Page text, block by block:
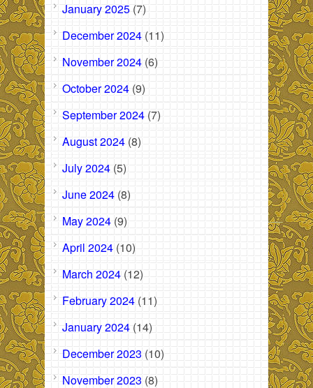
January 2025 (7)
December 2024 (11)
November 2024 (6)
October 2024 (9)
September 2024 (7)
August 2024 (8)
July 2024 (5)
June 2024 (8)
May 2024 (9)
April 2024 (10)
March 2024 (12)
February 2024 (11)
January 2024 (14)
December 2023 (10)
November 2023 (8)